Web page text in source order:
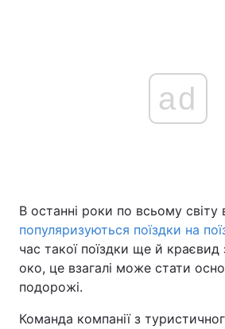
ad
В останні роки по всьому світу
популяризуються поїздки на
час такої поїздки ще й краєвид
око, це взагалі може стати
подорожі.
Команда компанії з